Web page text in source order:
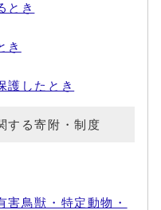
とき
き
護したとき
する寄附・制度
害鳥獣・特定動物・